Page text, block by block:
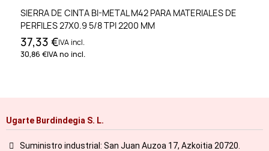
SIERRA DE CINTA BI-METAL M42 PARA MATERIALES DE
PERFILES 27X0.9 5/8 TPI 2200 MM
37,33 €IVA incl.
30,86 €IVA no incl.
Ugarte Burdindegia S. L.
Suministro industrial: San Juan Auzoa 17, Azkoitia 20720.